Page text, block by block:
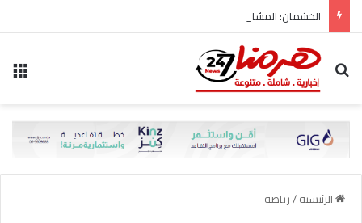
الخشمان: المشاريع الكبرى لا تُبنى على حساب المواطن..
بحث عن
الرئيسية/رياضة